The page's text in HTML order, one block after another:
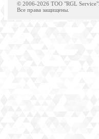
© 2006-2026 TOO "RGL Service".
Все права защищены.